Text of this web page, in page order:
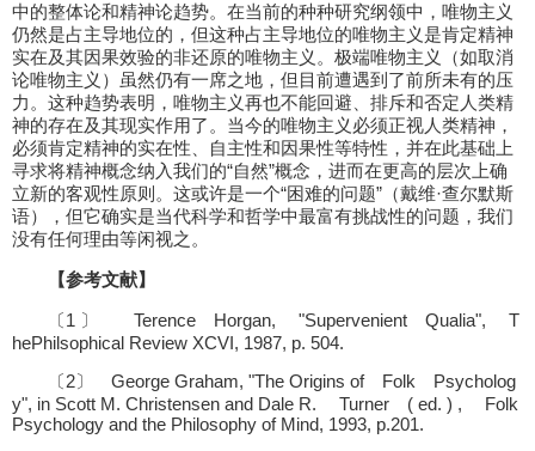
中的整体论和精神论趋势。在当前的种种研究纲领中，唯物主义
仍然是占主导地位的，但这种占主导地位的唯物主义是肯定精神
实在及其因果效验的非还原的唯物主义。极端唯物主义（如取消
论唯物主义）虽然仍有一席之地，但目前遭遇到了前所未有的压
力。这种趋势表明，唯物主义再也不能回避、排斥和否定人类精
神的存在及其现实作用了。当今的唯物主义必须正视人类精神，
必须肯定精神的实在性、自主性和因果性等特性，并在此基础上
寻求将精神概念纳入我们的“自然”概念，进而在更高的层次上确
立新的客观性原则。这或许是一个“困难的问题”（戴维·查尔默斯
语），但它确实是当代科学和哲学中最富有挑战性的问题，我们
没有任何理由等闲视之。
【参考文献】
〔1 〕 Terence Horgan, "Supervenient Qualia", T
hePhilsophical Review XCVI, 1987, p. 504.
〔2〕 George Graham, "The Origins of Folk Psycholog
y", in Scott M. Christensen and Dale R. Turner ( ed. ) , Folk
Psychology and the Philosophy of Mind, 1993, p.201.